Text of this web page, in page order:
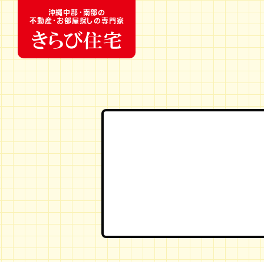
沖縄中部・南部の
不動産・お部屋探しの専門家